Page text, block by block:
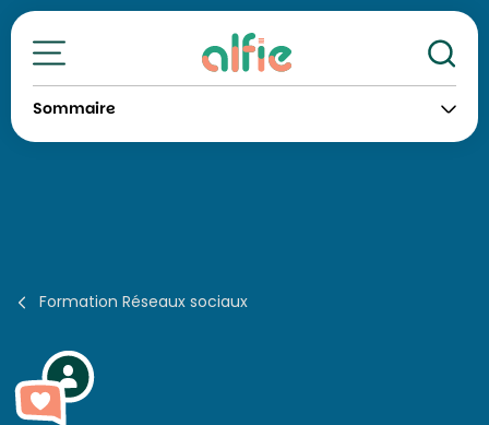
Toutes nos formations
Sommaire
Formation Réseaux sociaux